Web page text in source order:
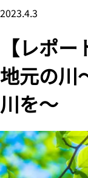
2023.4.3
【レポ
地元の川
川を～